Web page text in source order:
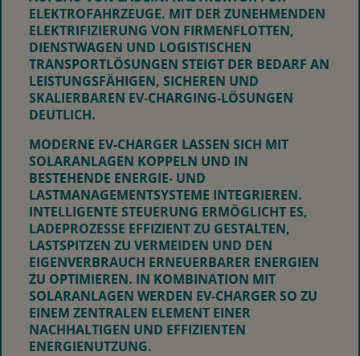
ELEKTROFAHRZEUGE. MIT DER ZUNEHMENDEN
ELEKTRIFIZIERUNG VON FIRMENFLOTTEN,
DIENSTWAGEN UND LOGISTISCHEN
TRANSPORTLÖSUNGEN STEIGT DER BEDARF AN
LEISTUNGSFÄHIGEN, SICHEREN UND
SKALIERBAREN EV‑CHARGING‑LÖSUNGEN
DEUTLICH.
MODERNE EV-CHARGER LASSEN SICH MIT
SOLARANLAGEN KOPPELN UND IN
BESTEHENDE ENERGIE‑ UND
LASTMANAGEMENTSYSTEME INTEGRIEREN.
INTELLIGENTE STEUERUNG ERMÖGLICHT ES,
LADEPROZESSE EFFIZIENT ZU GESTALTEN,
LASTSPITZEN ZU VERMEIDEN UND DEN
EIGENVERBRAUCH ERNEUERBARER ENERGIEN
ZU OPTIMIEREN. IN KOMBINATION MIT
SOLARANLAGEN WERDEN EV-CHARGER SO ZU
EINEM ZENTRALEN ELEMENT EINER
NACHHALTIGEN UND EFFIZIENTEN
ENERGIENUTZUNG.